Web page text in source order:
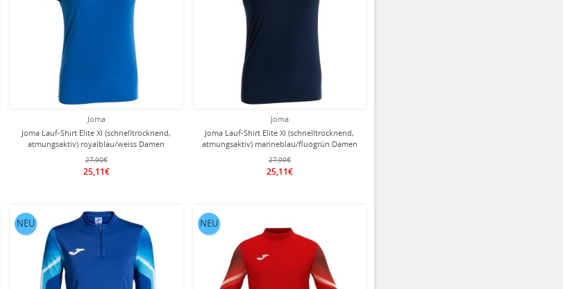
Joma
Joma Lauf-Shirt Elite XI (schnelltrocknend,
atmungsaktiv) royalblau/weiss Damen
27,90€
25,11€
Joma
Joma Lauf-Shirt Elite XI (schnelltrocknend,
atmungsaktiv) marineblau/fluogrün Damen
27,90€
25,11€
NEU NEU